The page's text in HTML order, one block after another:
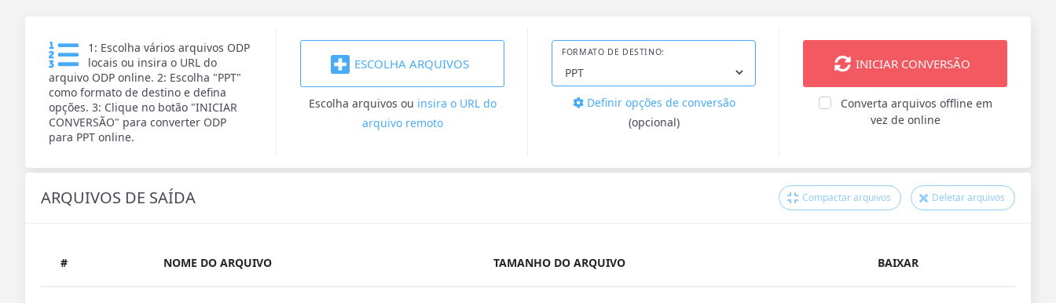
1: Escolha vários arquivos ODP
locais ou insira o URL do
arquivo ODP online. 2: Escolha "PPT"
como formato de destino e defina
opções. 3: Clique no botão "INICIAR
CONVERSÃO" para converter ODP
para PPT online.
ESCOLHA ARQUIVOS
Escolha arquivos ou insira o URL do
arquivo remoto
FORMATO DE DESTINO:
Definir opções de conversão
(opcional)
INICIAR CONVERSÃO
Converta arquivos offline em
vez de online
ARQUIVOS DE SAÍDA Compactar arquivos Deletar arquivos
# NOME DO ARQUIVO TAMANHO DO ARQUIVO BAIXAR